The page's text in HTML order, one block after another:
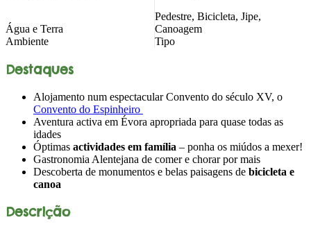
Água e Terra
Ambiente
Pedestre, Bicicleta, Jipe,
Canoagem
Tipo
Destaques
Alojamento num espectacular Convento do século XV, o
Convento do Espinheiro
Aventura activa em Évora apropriada para quase todas as
idades
Óptimas actividades em família – ponha os miúdos a mexer!
Gastronomia Alentejana de comer e chorar por mais
Descoberta de monumentos e belas paisagens de bicicleta e
canoa
Descrição